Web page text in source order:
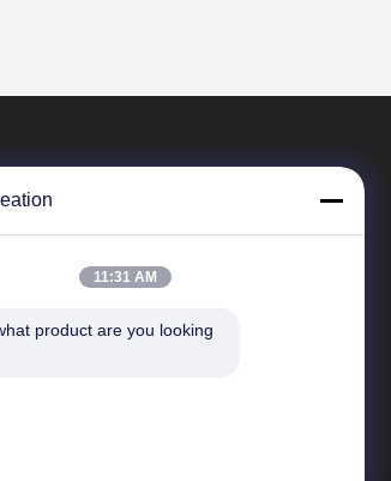
ลิงค์ด่วน
11:31 AM
product are you looking